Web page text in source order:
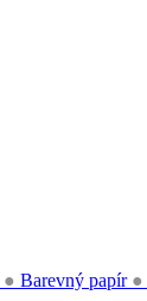
● Barevný papír ●